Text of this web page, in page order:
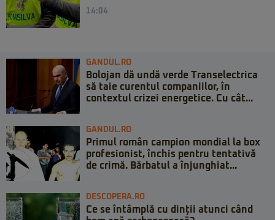
14:04
GANDUL.RO
Bolojan dă undă verde Transelectrica
să taie curentul companiilor, în
contextul crizei energetice. Cu cât...
GANDUL.RO
Primul român campion mondial la box
profesionist, închis pentru tentativă
de crimă. Bărbatul a înjunghiat...
DESCOPERA.RO
Ce se întâmplă cu dinții atunci când